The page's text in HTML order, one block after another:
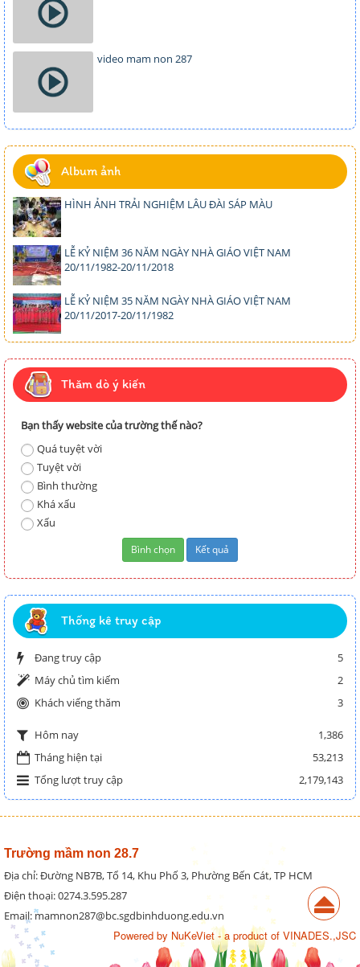
video mam non 287
Album ảnh
HÌNH ẢNH TRẢI NGHIỆM LÂU ĐÀI SÁP MÀU
LỄ KỶ NIỆM 36 NĂM NGÀY NHÀ GIÁO VIỆT NAM
20/11/1982-20/11/2018
LỄ KỶ NIỆM 35 NĂM NGÀY NHÀ GIÁO VIỆT NAM
20/11/2017-20/11/1982
Thăm dò ý kiến
Bạn thấy website của trường thế nào?
Quá tuyệt vời
Tuyệt vời
Bình thường
Khá xấu
Xấu
Thống kê truy cập
Đang truy cập
5
Máy chủ tìm kiếm
2
Khách viếng thăm
3
Hôm nay
1,386
Tháng hiện tại
53,213
Tổng lượt truy cập
2,179,143
Trường mầm non 28.7
Địa chỉ: Đường NB7B, Tổ 14, Khu Phố 3, Phường Bến Cát, TP HCM
Điện thoại: 0274.3.595.287
Email: mamnon287@bc.sgdbinhduong.edu.vn
Powered by NuKeViet - a product of VINADES.,JSC